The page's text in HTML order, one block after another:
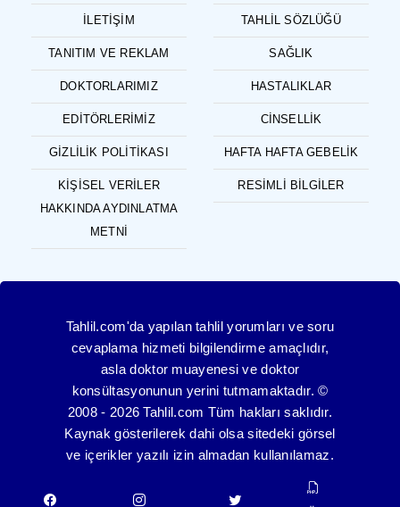
İLETIŞIM
TANITIM VE REKLAM
DOKTORLARIMIZ
EDITÖRLERIMIZ
GIZLILIK POLITIKASI
KIŞISEL VERILER
HAKKINDA AYDINLATMA
METNI
TAHLIL SÖZLÜĞÜ
SAĞLIK
HASTALIKLAR
CINSELLIK
HAFTA HAFTA GEBELIK
RESIMLI BILGILER
Tahlil.com'da yapılan tahlil yorumları ve soru
cevaplama hizmeti bilgilendirme amaçlıdır,
asla doktor muayenesi ve doktor
konsültasyonunun yerini tutmamaktadır. ©
2008 - 2026 Tahlil.com Tüm hakları saklıdır.
Kaynak gösterilerek dahi olsa sitedeki görsel
ve içerikler yazılı izin almadan kullanılamaz.